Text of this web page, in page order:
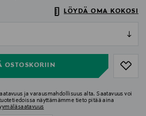
LÖYDÄ OMA KOKOSI
OSTOSKORIIN
ja varausmahdollisuus alta. Saatavuus voi
näyttämämme tieto pitää aina